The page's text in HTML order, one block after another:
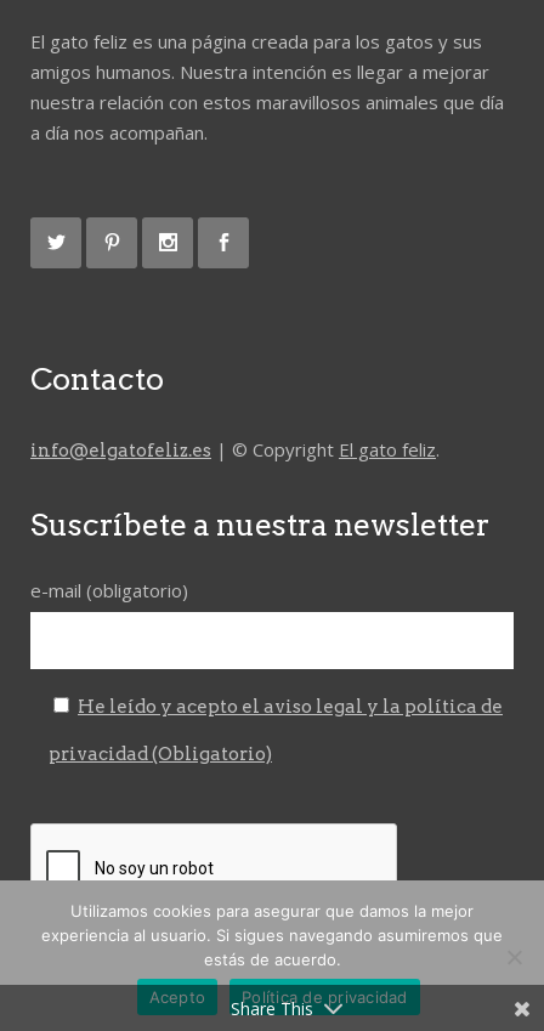
El gato feliz es una página creada para los gatos y sus
amigos humanos. Nuestra intención es llegar a mejorar
nuestra relación con estos maravillosos animales que día
a día nos acompañan.
Contacto
info@elgatofeliz.es | © Copyright El gato feliz.
Suscríbete a nuestra newsletter
e-mail (obligatorio)
He leído y acepto el aviso legal y la política de
privacidad (Obligatorio)
Share This
Utilizamos cookies para asegurar que damos la mejor
experiencia al usuario. Si sigues navegando asumiremos que
estás de acuerdo.
Acepto
Política de privacidad